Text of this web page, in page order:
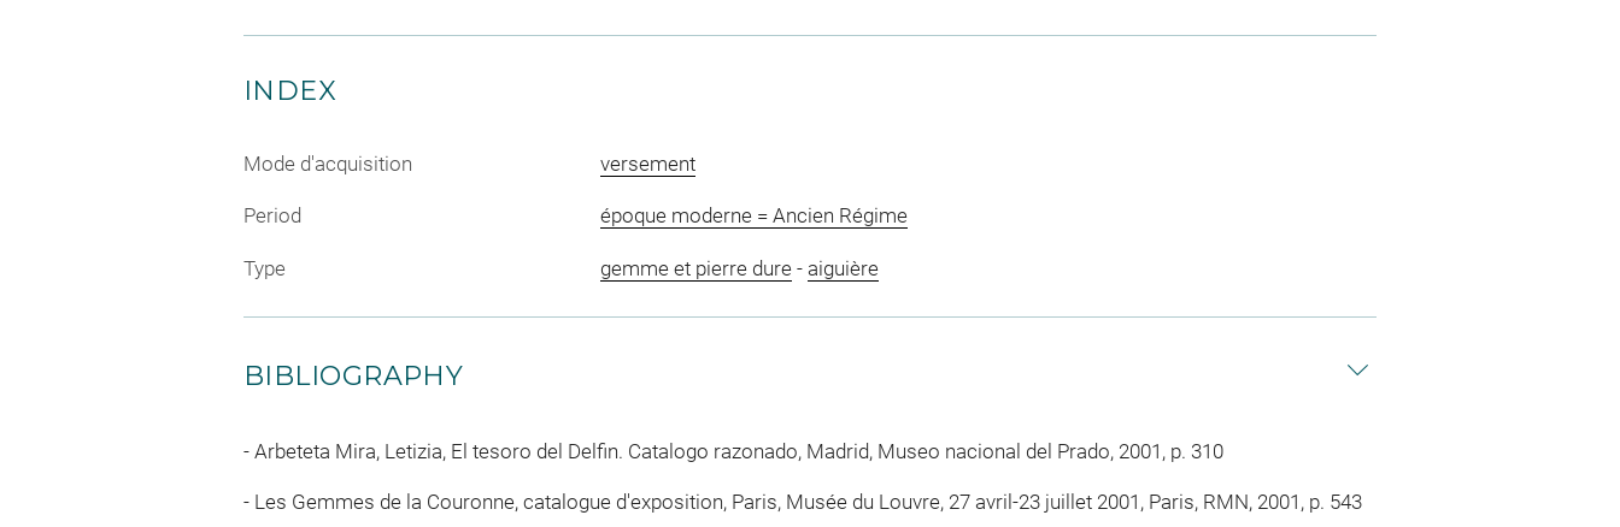
INDEX
Mode d'acquisition versement
Period époque moderne = Ancien Régime
Type gemme et pierre dure- aiguière
BIBLIOGRAPHY
Arbeteta Mira, Letizia, El tesoro del Delfin. Catalogo razonado, Madrid, Museo nacional del Prado, 2001, p. 310
Les Gemmes de la Couronne, catalogue d'exposition, Paris, Musée du Louvre, 27 avril-23 juillet 2001, Paris, RMN, 2001, p. 543